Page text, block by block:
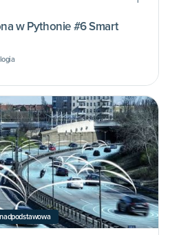
w Pythonie #6 Smart